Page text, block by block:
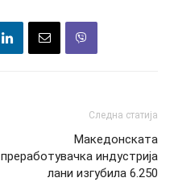
Следна статија
Македонската
преработувачка индустрија
лани изгубила 6.250